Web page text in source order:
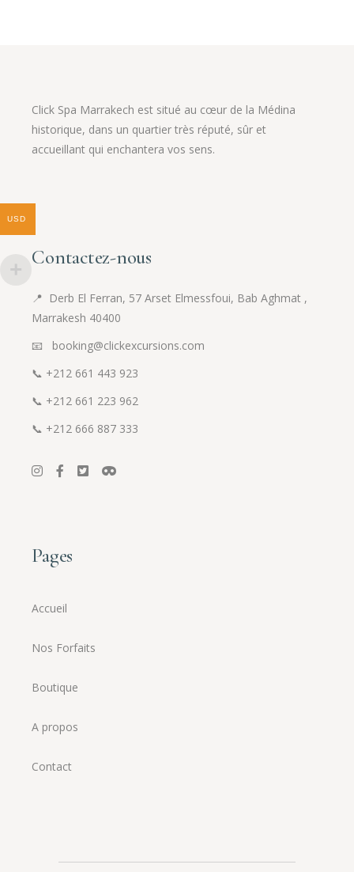
Click Spa Marrakech est situé au cœur de la Médina
historique, dans un quartier très réputé, sûr et
accueillant qui enchantera vos sens.
Contactez-nous
📍 Derb El Ferran, 57 Arset Elmessfoui, Bab Aghmat ,
Marrakesh 40400
📧 booking@clickexcursions.com
📞 +212 661 443 923
📞 +212 661 223 962
📞 +212 666 887 333
Pages
Accueil
Nos Forfaits
Boutique
A propos
Contact
USD